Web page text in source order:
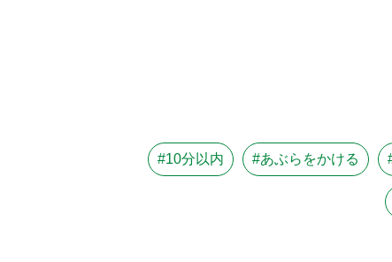
#10分以内 #あぶらをかける